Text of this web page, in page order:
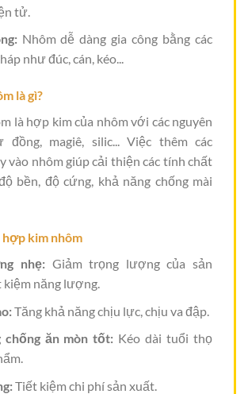
tử.
Nhôm dễ dàng gia công bằng các
như đúc, cán, kéo...
là gì?
là hợp kim của nhôm với các nguyên
magiê, silic... Việc thêm các
vào nhôm giúp cải thiện các tính chất
bền, độ cứng, khả năng chống mài
kim nhôm
nhẹ: Giảm trọng lượng của sản
kiệm năng lượng.
Tăng khả năng chịu lực, chịu va đập.
chống ăn mòn tốt: Kéo dài tuổi thọ
Tiết kiệm chi phí sản xuất.